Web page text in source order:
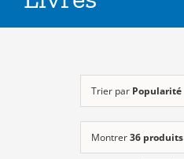
Les événements
Trier par Popularité
Montrer36 produits